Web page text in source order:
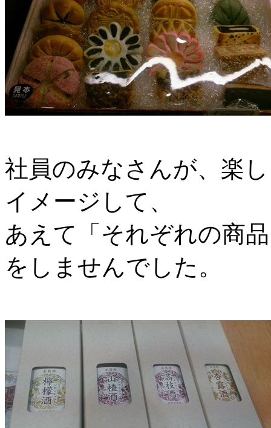
社員のみなさんが、楽
イメージして、
あえて「それぞれの商
をしませんでした。